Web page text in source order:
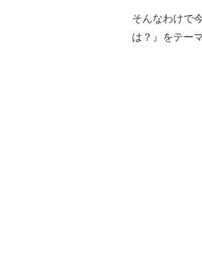
そんなわけで
は？』をテー